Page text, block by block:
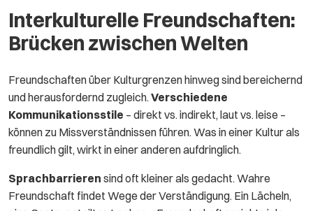
Interkulturelle Freundschaften:
Brücken zwischen Welten
Freundschaften über Kulturgrenzen hinweg sind bereichernd
und herausfordernd zugleich. Verschiedene
Kommunikationsstile – direkt vs. indirekt, laut vs. leise –
können zu Missverständnissen führen. Was in einer Kultur als
freundlich gilt, wirkt in einer anderen aufdringlich.
Sprachbarrieren sind oft kleiner als gedacht. Wahre
Freundschaft findet Wege der Verständigung. Ein Lächeln,